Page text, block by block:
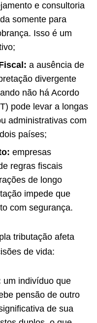
e consultoria
somente para
Isso é um
a ausência de
divergente
não há Acordo
pode levar a longas
administrativas com
países;
empresas
regras fiscais
de longo
impede que
com segurança.
tributação afeta
de vida:
um indivíduo que
pensão de outro
de sua